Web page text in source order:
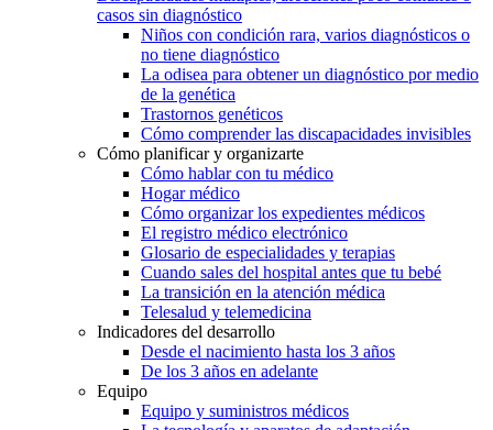
casos sin diagnóstico
Niños con condición rara, varios diagnósticos o
no tiene diagnóstico
La odisea para obtener un diagnóstico por medio
de la genética
Trastornos genéticos
Cómo comprender las discapacidades invisibles
Cómo planificar y organizarte
Cómo hablar con tu médico
Hogar médico
Cómo organizar los expedientes médicos
El registro médico electrónico
Glosario de especialidades y terapias
Cuando sales del hospital antes que tu bebé
La transición en la atención médica
Telesalud y telemedicina
Indicadores del desarrollo
Desde el nacimiento hasta los 3 años
De los 3 años en adelante
Equipo
Equipo y suministros médicos